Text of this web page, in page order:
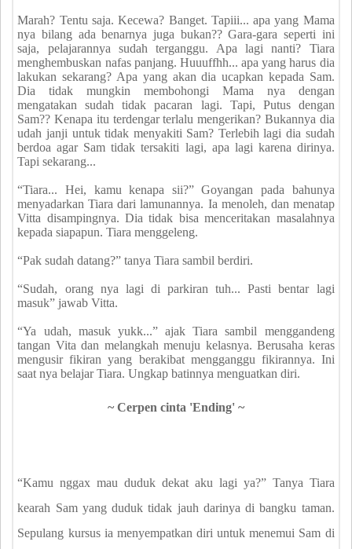
Marah? Tentu saja. Kecewa? Banget. Tapiii... apa yang Mama
nya bilang ada benarnya juga bukan?? Gara-gara seperti ini
saja, pelajarannya sudah terganggu. Apa lagi nanti? Tiara
menghembuskan nafas panjang. Huuuffhh... apa yang harus dia
lakukan sekarang? Apa yang akan dia ucapkan kepada Sam.
Dia tidak mungkin membohongi Mama nya dengan
mengatakan sudah tidak pacaran lagi. Tapi, Putus dengan
Sam?? Kenapa itu terdengar terlalu mengerikan? Bukannya dia
udah janji untuk tidak menyakiti Sam? Terlebih lagi dia sudah
berdoa agar Sam tidak tersakiti lagi, apa lagi karena dirinya.
Tapi sekarang...
“Tiara... Hei, kamu kenapa sii?” Goyangan pada bahunya
menyadarkan Tiara dari lamunannya. Ia menoleh, dan menatap
Vitta disampingnya. Dia tidak bisa menceritakan masalahnya
kepada siapapun. Tiara menggeleng.
“Pak sudah datang?” tanya Tiara sambil berdiri.
“Sudah, orang nya lagi di parkiran tuh... Pasti bentar lagi
masuk” jawab Vitta.
“Ya udah, masuk yukk...” ajak Tiara sambil menggandeng
tangan Vita dan melangkah menuju kelasnya. Berusaha keras
mengusir fikiran yang berakibat mengganggu fikirannya. Ini
saat nya belajar Tiara. Ungkap batinnya menguatkan diri.
~ Cerpen cinta 'Ending' ~
“Kamu nggax mau duduk dekat aku lagi ya?” Tanya Tiara
kearah Sam yang duduk tidak jauh darinya di bangku taman.
Sepulang kursus ia menyempatkan diri untuk menemui Sam di